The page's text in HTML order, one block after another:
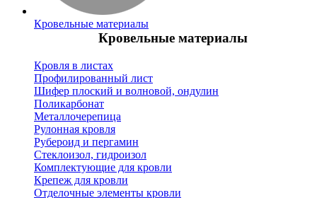
Кровельные материалы
Кровельные материалы
Кровля в листах
Профилированный лист
Шифер плоский и волновой, ондулин
Поликарбонат
Металлочерепица
Рулонная кровля
Рубероид и пергамин
Стеклоизол, гидроизол
Комплектующие для кровли
Крепеж для кровли
Отделочные элементы кровли